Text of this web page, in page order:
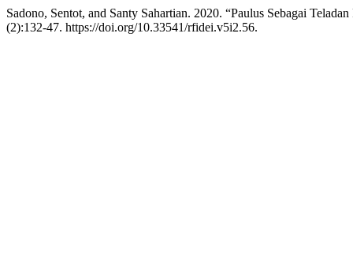
Sadono, Sentot, and Santy Sahartian. 2020. “Paulus Sebagai
(2):132-47. https://doi.org/10.33541/rfidei.v5i2.56.